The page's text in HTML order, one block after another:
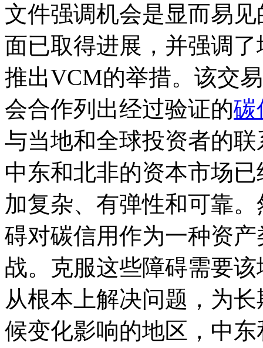
文件强调机会是显而易
面已取得进展，并强调
推出VCM的举措。该交
会合作列出经过验证的碳
与当地和全球投资者的联
中东和北非的资本市场
加复杂、有弹性和可靠
碍对碳信用作为一种资
战。克服这些障碍需要
从根本上解决问题，为
候变化影响的地区，中